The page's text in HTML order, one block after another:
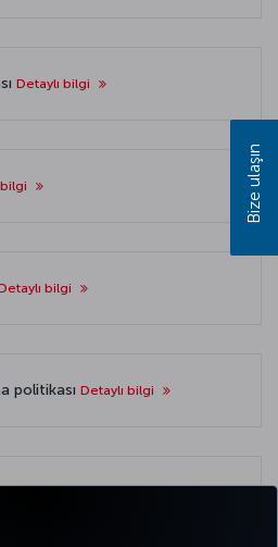
Detaylı bilgi
bilgi
politikası Detaylı bilgi
raporlarıLearn more
Bize ulaşın